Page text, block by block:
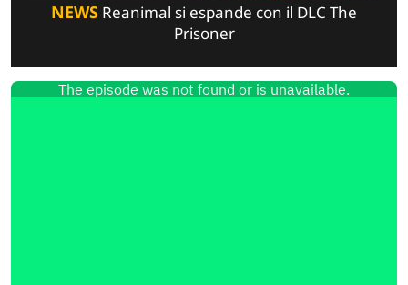
NEWS Reanimal si espande con il DLC The
Prisoner